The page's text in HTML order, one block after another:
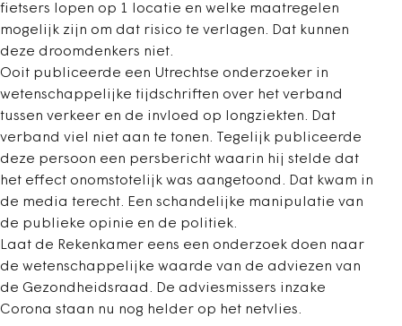
fietsers lopen op 1 locatie en welke maatregelen
mogelijk zijn om dat risico te verlagen. Dat kunnen
deze droomdenkers niet.
Ooit publiceerde een Utrechtse onderzoeker in
wetenschappelijke tijdschriften over het verband
tussen verkeer en de invloed op longziekten. Dat
verband viel niet aan te tonen. Tegelijk publiceerde
deze persoon een persbericht waarin hij stelde dat
het effect onomstotelijk was aangetoond. Dat kwam in
de media terecht. Een schandelijke manipulatie van
de publieke opinie en de politiek.
Laat de Rekenkamer eens een onderzoek doen naar
de wetenschappelijke waarde van de adviezen van
de Gezondheidsraad. De adviesmissers inzake
Corona staan nu nog helder op het netvlies.